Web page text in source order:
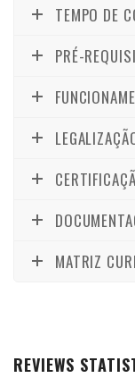
TEMPO DE
PRÉ-
MATRIZ
REVIEWS